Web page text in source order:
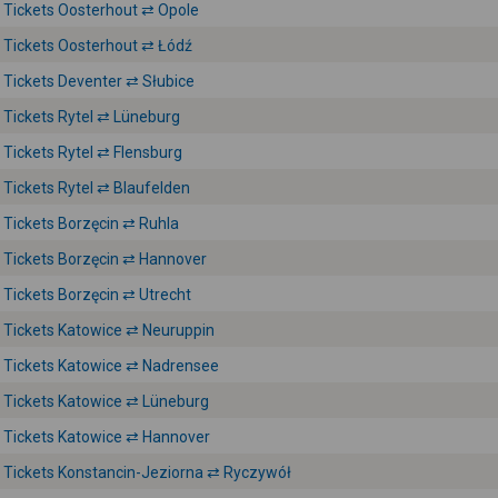
Tickets Oosterhout ⇄ Opole
Tickets Oosterhout ⇄ Łódź
Tickets Deventer ⇄ Słubice
Tickets Rytel ⇄ Lüneburg
Tickets Rytel ⇄ Flensburg
Tickets Rytel ⇄ Blaufelden
Tickets Borzęcin ⇄ Ruhla
Tickets Borzęcin ⇄ Hannover
Tickets Borzęcin ⇄ Utrecht
Tickets Katowice ⇄ Neuruppin
Tickets Katowice ⇄ Nadrensee
Tickets Katowice ⇄ Lüneburg
Tickets Katowice ⇄ Hannover
Tickets Konstancin-Jeziorna ⇄ Ryczywół